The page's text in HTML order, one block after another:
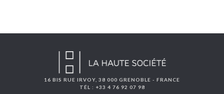
16 BIS RUE IRVOY, 38 000 GRENOBLE - FRANCE
TÉL : +33 4 76 92 07 98